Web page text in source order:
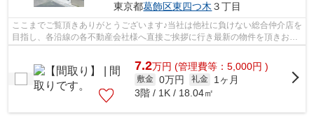
東京都葛飾区東四つ木 ３丁目
ここまでご覧頂きありがとうございます♪当社は他社に負けない総合仲介店を
目指し、各沿線の各不動産会社様へ直接ご挨拶に行き最新の物件を頂きお客
7.2万円 (管理費等：5,000円 )
敷金 0万円 礼金
1ヶ月
3階 / 1K / 18.04㎡